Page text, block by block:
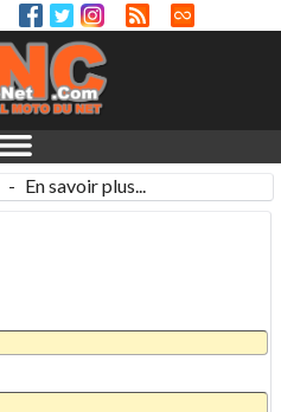
- En savoir plus...